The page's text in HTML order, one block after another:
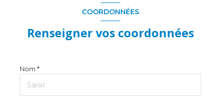
COORDONNÉES
Renseigner vos coordonnées
Nom *